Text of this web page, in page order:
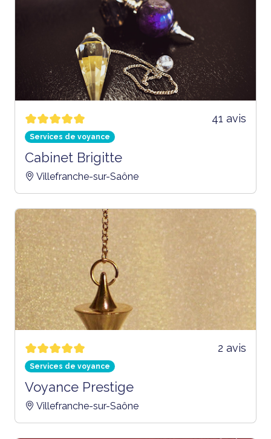
41 avis
Services de voyance
Cabinet Brigitte
Villefranche-sur-Saône
2 avis
Services de voyance
Voyance Prestige
Villefranche-sur-Saône